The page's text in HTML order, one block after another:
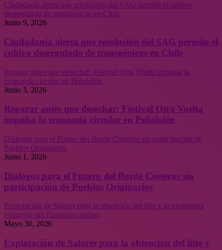
Ciudadanía alerta que resolución del SAG permite el cultivo
desregulado de transgénicos en Chile
Junio 9, 2026
Ciudadanía alerta que resolución del SAG permite el
cultivo desregulado de transgénicos en Chile
Reparar antes que desechar: Festival Otra Vuelta impulsa la
economía circular en Peñalolén
Junio 3, 2026
Reparar antes que desechar: Festival Otra Vuelta
impulsa la economía circular en Peñalolén
Diálogos para el Futuro del Borde Costeros sin participación de
Pueblos Originarios
Junio 1, 2026
Diálogos para el Futuro del Borde Costeros sin
participación de Pueblos Originarios
Explotación de Salares para la obtención del litio y la progresiva
extinción del Flamenco andino
Mayo 30, 2026
Explotación de Salares para la obtención del litio y